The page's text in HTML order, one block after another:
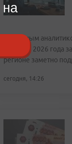
По данным
месяцев 2026 года
регионе заметно
сегодня, 14:26